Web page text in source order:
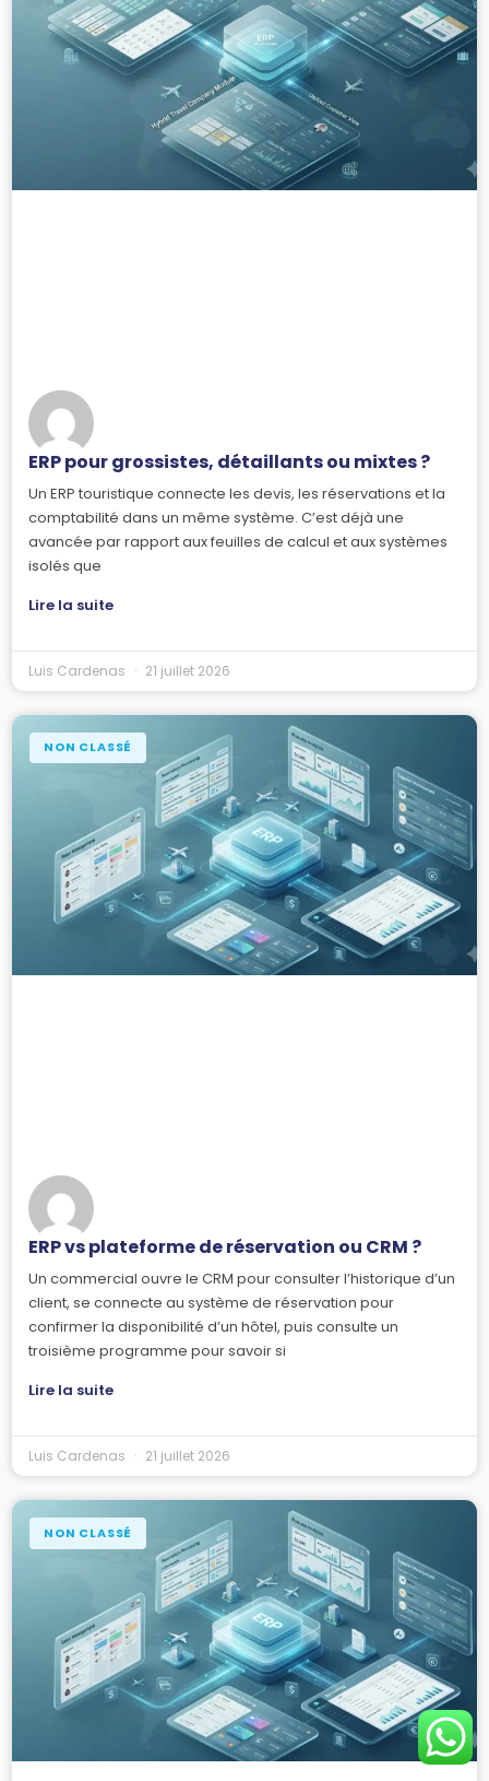
ERP pour grossistes, détaillants ou mixtes ?
Un ERP touristique connecte les devis, les réservations et la
comptabilité dans un même système. C’est déjà une
avancée par rapport aux feuilles de calcul et aux systèmes
isolés que
Lire la suite
Luis Cardenas 21 juillet 2026
NON CLASSÉ
ERP vs plateforme de réservation ou CRM ?
Un commercial ouvre le CRM pour consulter l’historique d’un
client, se connecte au système de réservation pour
confirmer la disponibilité d’un hôtel, puis consulte un
troisième programme pour savoir si
Lire la suite
Luis Cardenas 21 juillet 2026
NON CLASSÉ